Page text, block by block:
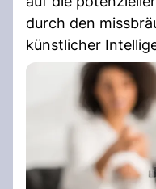
durch den
künstlicher